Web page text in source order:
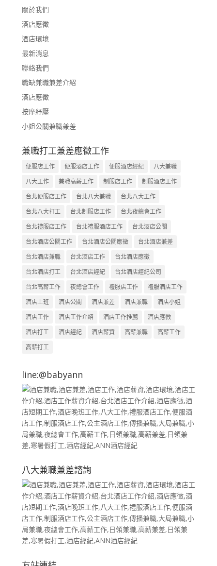
關於我們
酒店應徵
酒店環境
最新消息
聯絡我們
職缺兼職兼差介紹
酒店應徵
按摩紓壓
小姐公關兼職兼差
兼職打工兼差應徵工作
便服店工作 便服酒店工作 便服酒店經紀
八大兼職
八大工作
兼職高薪工作 制服店工作
制服酒店工作
台北便服店工作
台北八大兼職
台北八大工作
台北八大打工
台北制服店工作
台北夜總會工作
台北禮服店工作
台北禮服酒店工作
台北酒店公關
台北酒店公關工作
台北酒店公關應徵
台北酒店兼差
台北酒店兼職
台北酒店工作
台北酒店應徵
台北酒店打工
台北酒店經紀
台北酒店經紀公司
台北高薪工作
夜總會工作 禮服店工作
禮服酒店工作
酒店上班
酒店公關 酒店兼差 酒店兼職
酒店小姐
酒店工作
酒店工作介紹 酒店工作推薦
酒店應徵
酒店打工
酒店經紀 酒店薪資 高薪兼職
高薪工作
高薪打工
line:@babyann
八大兼職兼差諮詢